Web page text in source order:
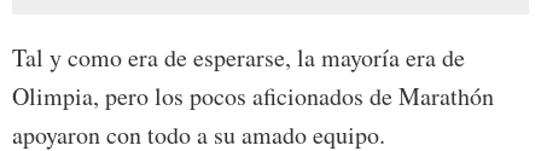
Tal y como era de esperarse, la mayoría era de
Olimpia, pero los pocos aficionados de Marathón
apoyaron con todo a su amado equipo.